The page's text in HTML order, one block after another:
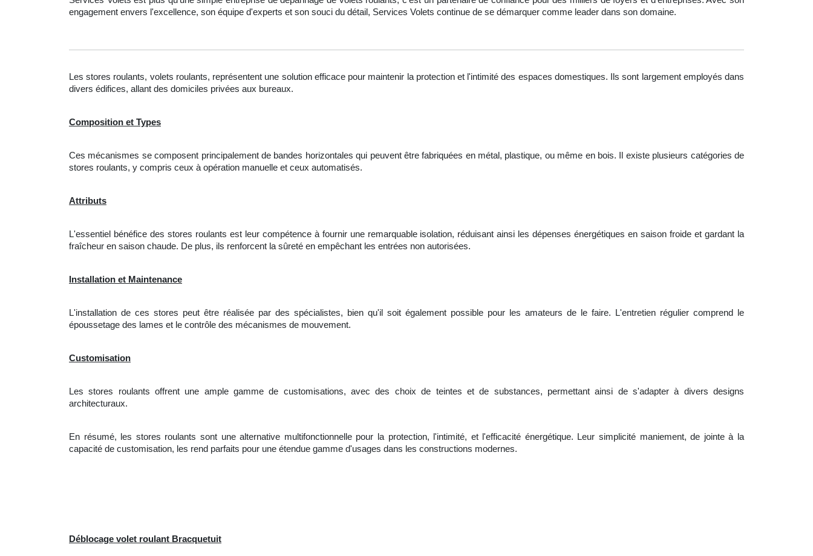
engagement envers l'excellence, son équipe d'experts et son souci du détail, Services Volets continue de se démarquer comme leader dans son domaine.
Les stores roulants, volets roulants, représentent une solution efficace pour maintenir la protection et l'intimité des espaces domestiques. Ils sont largement employés dans
divers édifices, allant des domiciles privées aux bureaux.
Composition et Types
Ces mécanismes se composent principalement de bandes horizontales qui peuvent être fabriquées en métal, plastique, ou même en bois. Il existe plusieurs catégories de
stores roulants, y compris ceux à opération manuelle et ceux automatisés.
Attributs
L'essentiel bénéfice des stores roulants est leur compétence à fournir une remarquable isolation, réduisant ainsi les dépenses énergétiques en saison froide et gardant la
fraîcheur en saison chaude. De plus, ils renforcent la sûreté en empêchant les entrées non autorisées.
Installation et Maintenance
L'installation de ces stores peut être réalisée par des spécialistes, bien qu'il soit également possible pour les amateurs de le faire. L'entretien régulier comprend le
époussetage des lames et le contrôle des mécanismes de mouvement.
Customisation
Les stores roulants offrent une ample gamme de customisations, avec des choix de teintes et de substances, permettant ainsi de s'adapter à divers designs
architecturaux.
En résumé, les stores roulants sont une alternative multifonctionnelle pour la protection, l'intimité, et l'efficacité énergétique. Leur simplicité maniement, de jointe à
la
capacité de customisation, les rend parfaits pour une étendue gamme d'usages dans les constructions modernes.
Déblocage volet roulant Bracquetuit